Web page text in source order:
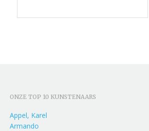
ONZE TOP 10 KUNSTENAARS
Appel, Karel
Armando